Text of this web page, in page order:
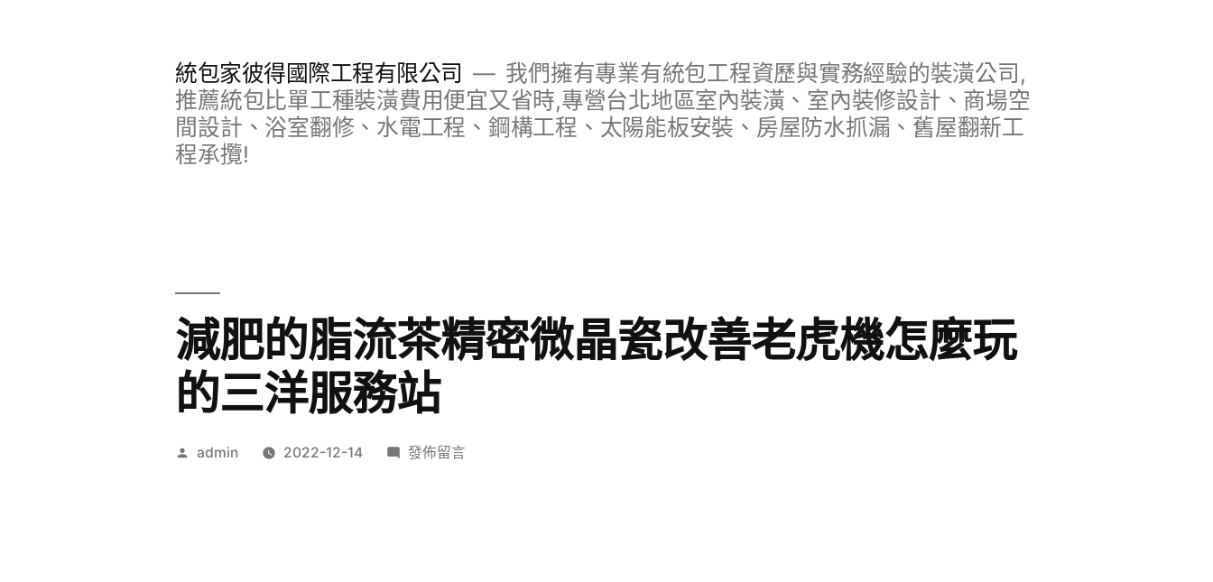
統包家彼得國際工程有限公司
我們擁有專業有統包工程資歷與實務經驗的裝潢公司,
推薦統包比單工種裝潢費用便宜又省時,專營台北地區室內裝潢、室內裝修設計、商場空
間設計、浴室翻修、水電工程、鋼構工程、太陽能板安裝、房屋防水抓漏、舊屋翻新工
程承攬!
減肥的脂流茶精密微晶瓷改善老虎機怎麼玩
的三洋服務站
作
admin 2022-12-14
在
發佈留言